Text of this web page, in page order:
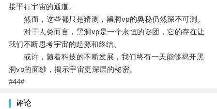
接平行宇宙的通道。
然而，这些都只是猜测，黑洞vp的奥秘仍然深不可测。
对于人类而言，黑洞vp是一个永恒的谜团，它的存在让
我们不断思考宇宙的起源和终结。
或许，随着科技的不断发展，我们终有一天能够揭开黑
洞vp的面纱，揭示宇宙更深层的秘密。
#44#
评论